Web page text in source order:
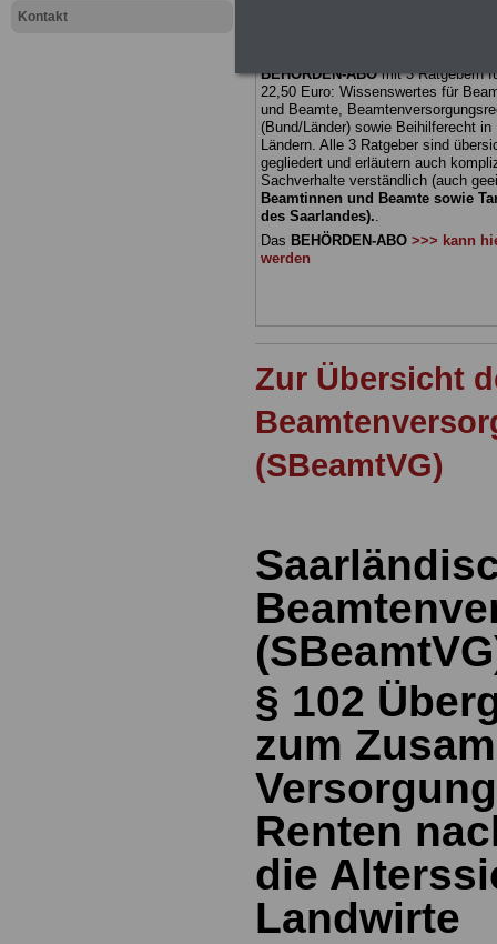
Kontakt
BEHÖRDEN-ABOmit 3 Ratgebern
22,50 Euro: Wissenswertes für
und Beamte,
(Bund/Länder) sowie Beihilferecht in
Ländern. Alle 3 Ratgeber sind
gegliedert und erläutern auch
Sachverhalte verständlich (auch
Beamtinnen und Beamte sowie
des Saarlandes)..
Das BEHÖRDEN-ABO >>> kann
werden
Zur Übersicht
(SBeamtVG)
§ 102
zum
Renten
die
Landwirte